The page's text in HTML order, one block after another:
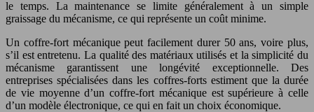
le temps. La maintenance se limite généralement à un simple
graissage du mécanisme, ce qui représente un coût minime.
Un coffre-fort mécanique peut facilement durer 50 ans, voire plus,
s’il est entretenu. La qualité des matériaux utilisés et la simplicité du
mécanisme garantissent une longévité exceptionnelle. Des
entreprises spécialisées dans les coffres-forts estiment que la durée
de vie moyenne d’un coffre-fort mécanique est supérieure à celle
d’un modèle électronique, ce qui en fait un choix économique.